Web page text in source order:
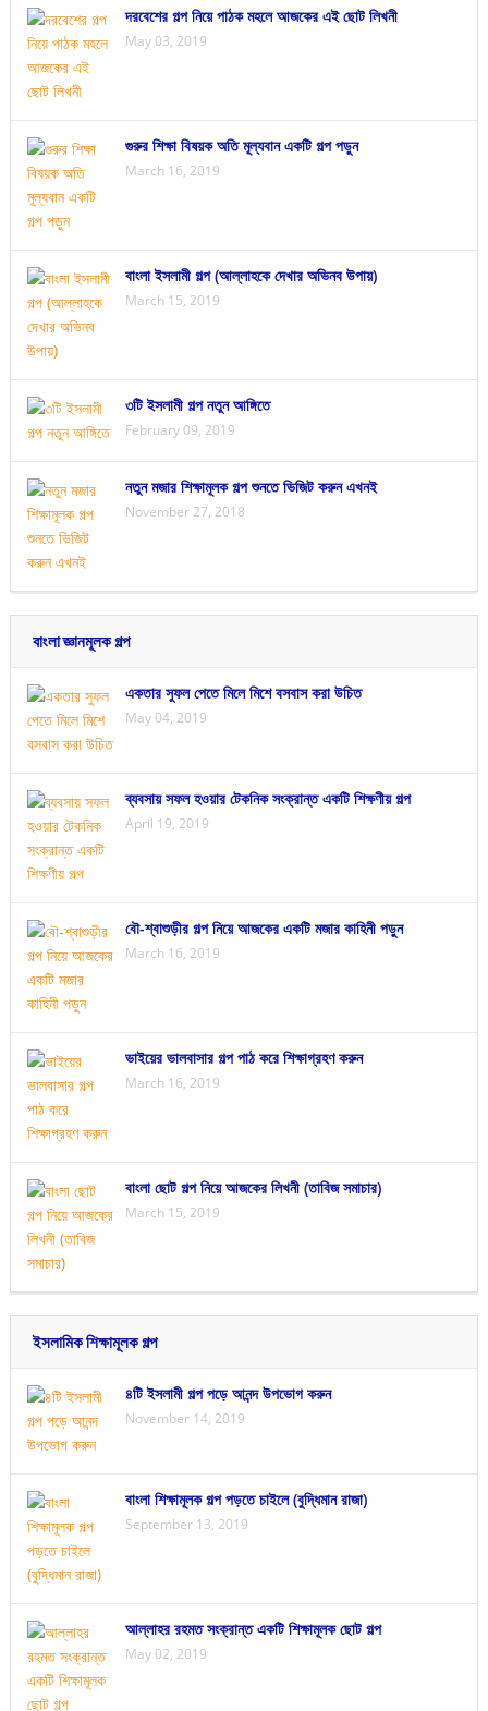
দরবেশের গল্প নিয়ে পাঠক মহলে আজকের এই ছোট লিখনী
May 03, 2019
গুরুর শিক্ষা বিষয়ক অতি মূল্যবান একটি গল্প পড়ুন
March 16, 2019
বাংলা ইসলামী গল্প (আল্লাহকে দেখার অভিনব উপায়)
March 15, 2019
৩টি ইসলামী গল্প নতুন আঙ্গিতে
February 09, 2019
নতুন মজার শিক্ষামূলক গল্প শুনতে ভিজিট করুন এখনই
November 27, 2018
বাংলা জ্ঞানমূলক গল্প
একতার সুফল পেতে মিলে মিশে বসবাস করা উচিত
May 04, 2019
ব্যবসায় সফল হওয়ার টেকনিক সংক্রান্ত একটি শিক্ষণীয় গল্প
April 19, 2019
বৌ-শ্বাশুড়ীর গল্প নিয়ে আজকের একটি মজার কাহিনী পড়ুন
March 16, 2019
ভাইয়ের ভালবাসার গল্প পাঠ করে শিক্ষাগ্রহণ করুন
March 16, 2019
বাংলা ছোট গল্প নিয়ে আজকের লিখনী (তাবিজ সমাচার)
March 15, 2019
ইসলামিক শিক্ষামূলক গল্প
৪টি ইসলামী গল্প পড়ে আনন্দ উপভোগ করুন
November 14, 2019
বাংলা শিক্ষামূলক গল্প পড়তে চাইলে (বুদ্ধিমান রাজা)
September 13, 2019
আল্লাহর রহমত সংক্রান্ত একটি শিক্ষামূলক ছোট গল্প
May 02, 2019